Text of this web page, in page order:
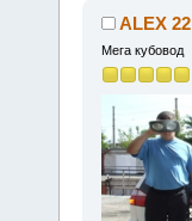
ALEX 22
Мега кубовод